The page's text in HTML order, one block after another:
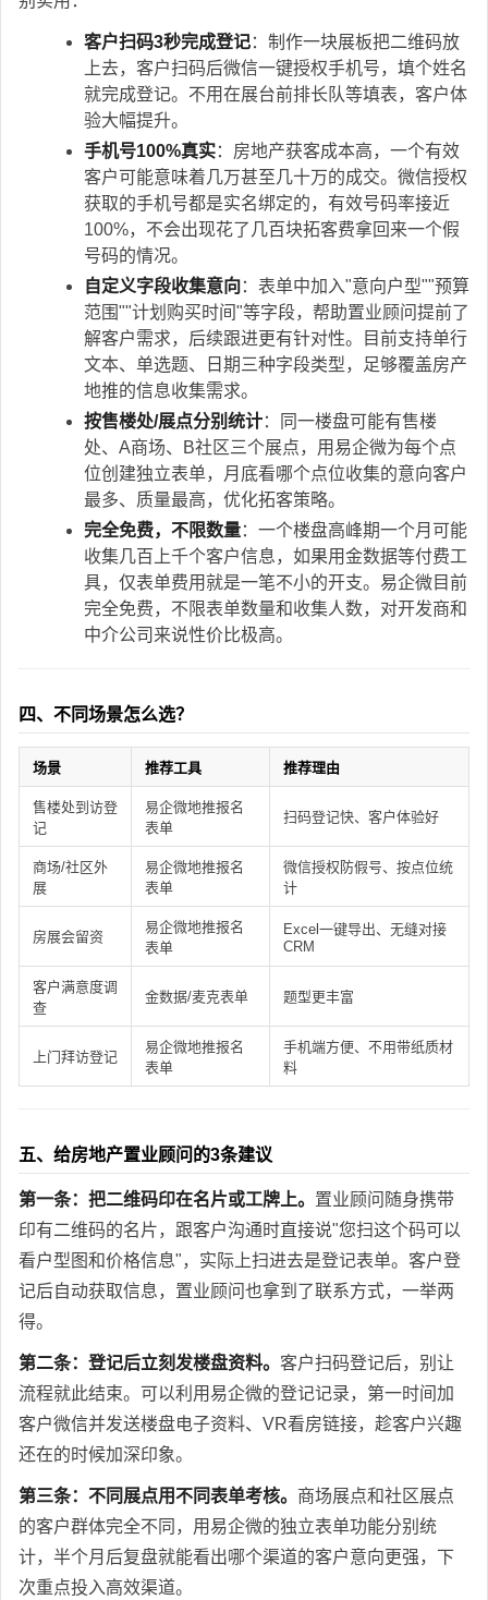
客户扫码3秒完成登记：制作一块展板把二维码放
上去，客户扫码后微信一键授权手机号，填个姓名
就完成登记。不用在展台前排长队等填表，客户体
验大幅提升。
手机号100%真实：房地产获客成本高，一个有效
客户可能意味着几万甚至几十万的成交。微信授权
获取的手机号都是实名绑定的，有效号码率接近
100%，不会出现花了几百块拓客费拿回来一个假
号码的情况。
自定义字段收集意向 ：表单中加入"意向户型""预算
范围""计划购买时间"等字段，帮助置业顾问提前了
解客户需求，后续跟进更有针对性。目前支持单行
文本、单选题、日期三种字段类型，足够覆盖房产
地推的信息收集需求。
按售楼处/展点分别统计：同一楼盘可能有售楼
处、A商场、B社区三个展点，用易企微为每个点
位创建独立表单，月底看哪个点位收集的意向客户
最多、质量最高，优化拓客策略。
完全免费，不限数量：一个楼盘高峰期一个月可能
收集几百上千个客户信息，如果用金数据等付费工
具，仅表单费用就是一笔不小的开支。易企微目前
完全免费，不限表单数量和收集人数，对开发商和
中介公司来说性价比极高。
四、不同场景怎么选？
场景 推荐工具 推荐理由
售楼处到访登
记
易企微地推报名
表单
扫码登记快、客户体验好
商场/社区外
展
易企微地推报名
表单
微信授权防假号、按点位统
计
房展会留资
易企微地推报名
表单
Excel一键导出、无缝对接
CRM
客户满意度调
查
金数据/麦克表单 题型更丰富
上门拜访登记
易企微地推报名
表单
手机端方便、不用带纸质材
料
五、给房地产置业顾问的3条建议
第一条：把二维码印在名片或工牌上。 置业顾问随身携带
印有二维码的名片，跟客户沟通时直接说"您扫这个码可以
看户型图和价格信息"，实际上扫进去是登记表单。客户登
记后自动获取信息，置业顾问也拿到了联系方式，一举两
得。
第二条：登记后立刻发楼盘资料。 客户扫码登记后，别让
流程就此结束。可以利用易企微的登记记录，第一时间加
客户微信并发送楼盘电子资料、VR看房链接，趁客户兴趣
还在的时候加深印象。
第三条：不同展点用不同表单考核。 商场展点和社区展点
的客户群体完全不同，用易企微的独立表单功能分别统
计，半个月后复盘就能看出哪个渠道的客户意向更强，下
次重点投入高效渠道。